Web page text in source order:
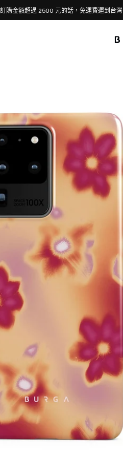
訂購金額超過 2500 元的話，免運費運到台灣